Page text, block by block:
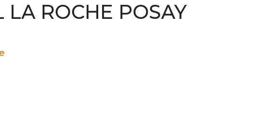
ROCHE POSAY